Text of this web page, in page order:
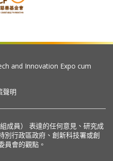
and Innovation Expo cum
聲明
成員） 表達的任何意見、研究成
別行政區政府、創新科技署或創
員會的觀點。